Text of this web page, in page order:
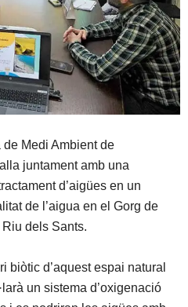
de Medi Ambient de
juntament amb una
d’aigües en un
de l’aigua en el Gorg de
Riu dels Sants.
biòtic d’aquest espai natural
un sistema d’oxigenació